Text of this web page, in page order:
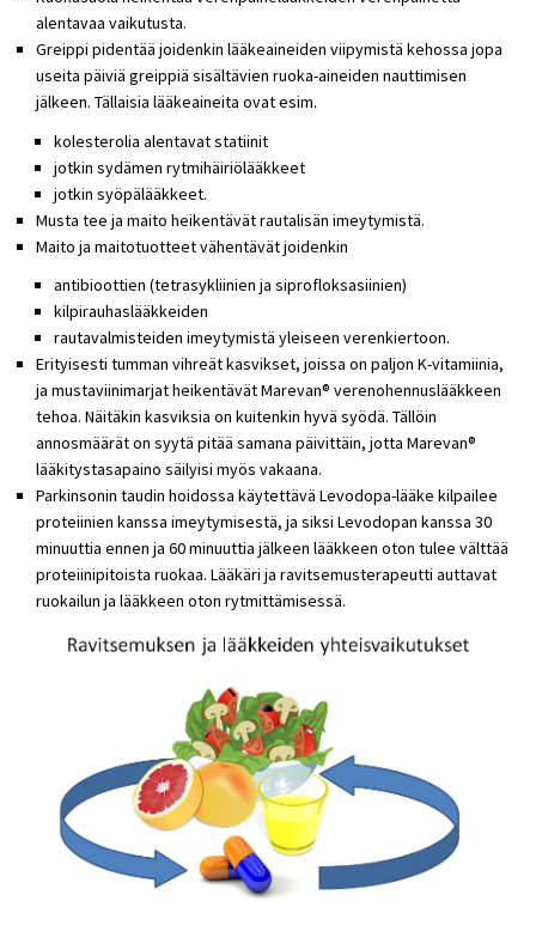
alentavaa vaikutusta.
Greippi pidentää joidenkin lääkeaineiden viipymistä kehossa jopa
useita päiviä greippiä sisältävien ruoka-aineiden nauttimisen
jälkeen. Tällaisia lääkeaineita ovat esim.
kolesterolia alentavat statiinit
jotkin sydämen rytmihäiriölääkkeet
jotkin syöpälääkkeet.
Musta tee ja maito heikentävät rautalisän imeytymistä.
Maito ja maitotuotteet vähentävät joidenkin
antibioottien (tetrasykliinien ja siprofloksasiinien)
kilpirauhaslääkkeiden
rautavalmisteiden imeytymistä yleiseen verenkiertoon.
Erityisesti tumman vihreät kasvikset, joissa on paljon K-vitamiinia,
ja mustaviinimarjat heikentävät Marevan® verenohennuslääkkeen
tehoa. Näitäkin kasviksia on kuitenkin hyvä syödä. Tällöin
annosmäärät on syytä pitää samana päivittäin, jotta Marevan®
lääkitystasapaino säilyisi myös vakaana.
Parkinsonin taudin hoidossa käytettävä Levodopa-lääke kilpailee
proteiinien kanssa imeytymisestä, ja siksi Levodopan kanssa 30
minuuttia ennen ja 60 minuuttia jälkeen lääkkeen oton tulee välttää
proteiinipitoista ruokaa. Lääkäri ja ravitsemusterapeutti auttavat
ruokailun ja lääkkeen oton rytmittämisessä.